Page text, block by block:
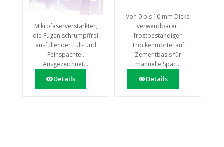
Mikrofaserverstärkter,
die Fugen schrumpffrei
ausfüllender Füll- und
Feinspachtel.
Ausgezeichnet...
Details
Von 0 bis 10 mm Dicke
verwendbarer,
frostbeständiger
Trockenmörtel auf
Zementbasis für
manuelle Spac...
Details